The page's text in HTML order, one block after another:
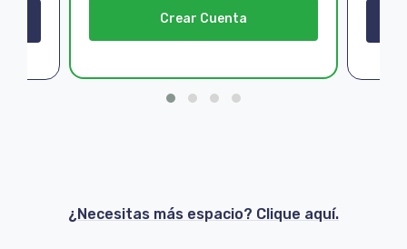
Crear Cuenta
¿Necesitas más espacio? Clique aquí.